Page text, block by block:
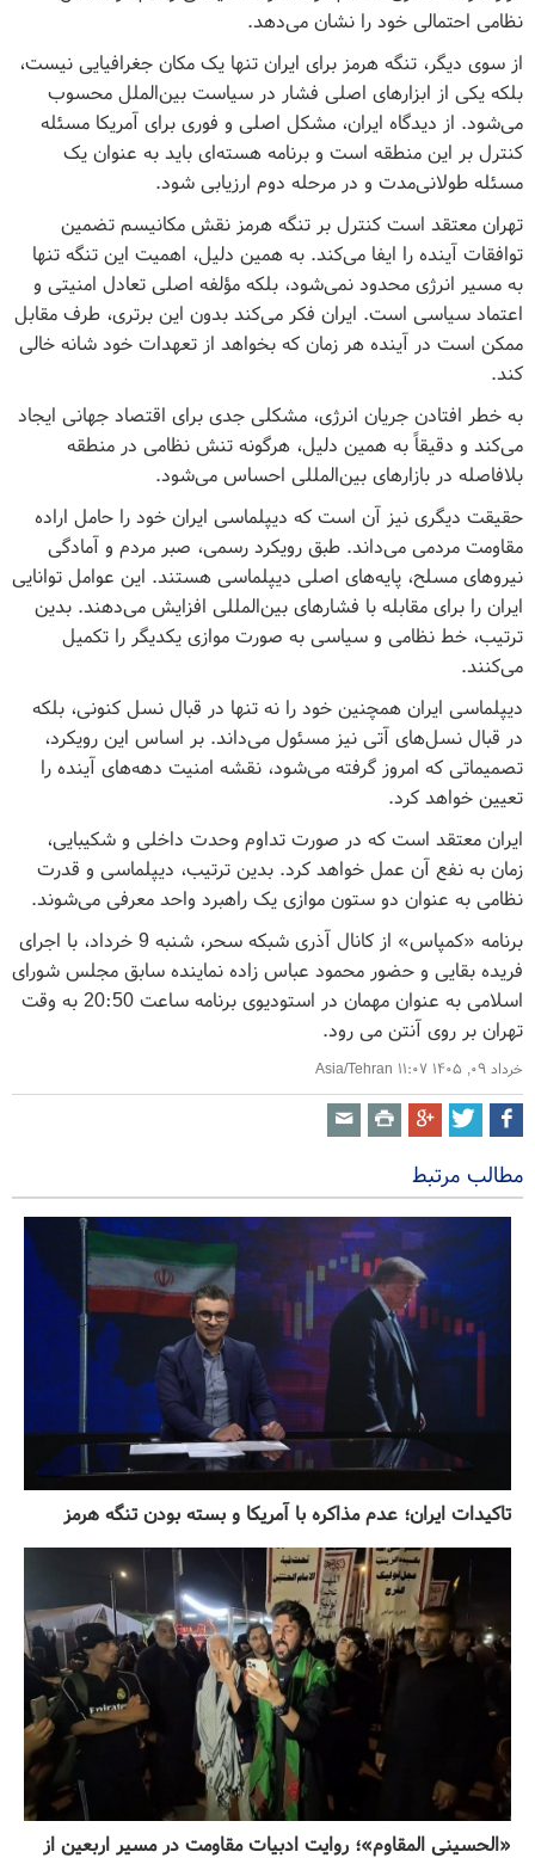
نظامی احتمالی خود را نشان می‌دهد.
از سوی دیگر، تنگه هرمز برای ایران تنها یک مکان جغرافیایی نیست،
بلکه یکی از ابزارهای اصلی فشار در سیاست بین‌الملل محسوب
می‌شود. از دیدگاه ایران، مشکل اصلی و فوری برای آمریکا مسئله
کنترل بر این منطقه است و برنامه هسته‌ای باید به عنوان یک
مسئله طولانی‌مدت و در مرحله دوم ارزیابی شود.
تهران معتقد است کنترل بر تنگه هرمز نقش مکانیسم تضمین
توافقات آینده را ایفا می‌کند. به همین دلیل، اهمیت این تنگه تنها
به مسیر انرژی محدود نمی‌شود، بلکه مؤلفه اصلی تعادل امنیتی و
اعتماد سیاسی است. ایران فکر می‌کند بدون این برتری، طرف مقابل
ممکن است در آینده هر زمان که بخواهد از تعهدات خود شانه خالی
کند.
به خطر افتادن جریان انرژی، مشکلی جدی برای اقتصاد جهانی ایجاد
می‌کند و دقیقاً به همین دلیل، هرگونه تنش نظامی در منطقه
بلافاصله در بازارهای بین‌المللی احساس می‌شود.
حقیقت دیگری نیز آن است که دیپلماسی ایران خود را حامل اراده
مقاومت مردمی می‌داند. طبق رویکرد رسمی، صبر مردم و آمادگی
نیروهای مسلح، پایه‌های اصلی دیپلماسی هستند. این عوامل توانایی
ایران را برای مقابله با فشارهای بین‌المللی افزایش می‌دهند. بدین
ترتیب، خط نظامی و سیاسی به صورت موازی یکدیگر را تکمیل
می‌کنند.
دیپلماسی ایران همچنین خود را نه تنها در قبال نسل کنونی، بلکه
در قبال نسل‌های آتی نیز مسئول می‌داند. بر اساس این رویکرد،
تصمیماتی که امروز گرفته می‌شود، نقشه امنیت دهه‌های آینده را
تعیین خواهد کرد.
ایران معتقد است که در صورت تداوم وحدت داخلی و شکیبایی،
زمان به نفع آن عمل خواهد کرد. بدین ترتیب، دیپلماسی و قدرت
نظامی به عنوان دو ستون موازی یک راهبرد واحد معرفی می‌شوند.
برنامه «کمپاس» از کانال آذری شبکه سحر، شنبه 9 خرداد، با اجرای
فریده بقایی و حضور محمود عباس زاده نماینده سابق مجلس شورای
اسلامی به عنوان مهمان در استودیوی برنامه ساعت 20:50 به وقت
تهران بر روی آنتن می رود.
خرداد ۰۹, ۱۴۰۵ ۱۱:۰۷ Asia/Tehran
مطالب مرتبط
تاکیدات ایران؛ عدم مذاکره با آمریکا و بسته بودن تنگه هرمز
«الحسینی المقاوم»؛ روایت ادبیات مقاومت در مسیر اربعین از